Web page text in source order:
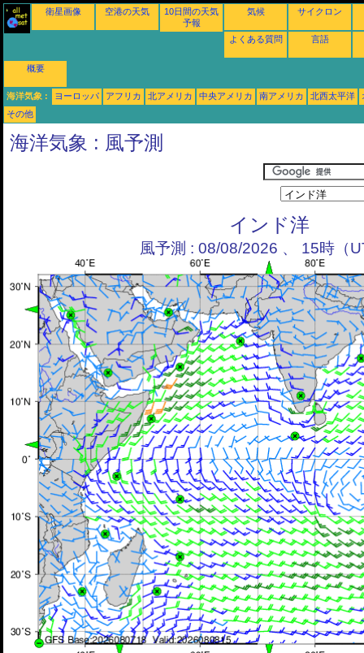
衛星画像 空港の天気
10日間の天気
予報
気候 サイクロン
よくある質問 言語
概要
海洋気象 : ヨーロッパ アフリカ 北アメリカ 中央アメリカ 南アメリカ 北西太平洋
その他
海洋気象 : 風予測
インド洋
風予測 : 08/08/2026 、 15時（